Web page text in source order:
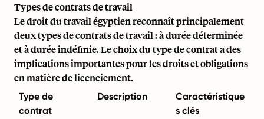
Types de contrats de travail
Le droit du travail égyptien reconnaît principalement
deux types de contrats de travail : à durée déterminée
et à durée indéfinie. Le choix du type de contrat a des
implications importantes pour les droits et obligations
en matière de licenciement.
Type de
contrat
Description
Caractéristique
s clés